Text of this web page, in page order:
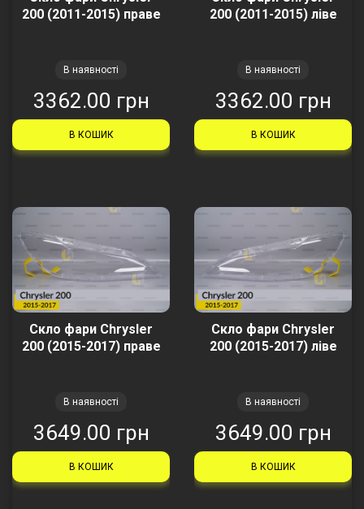
200 (2011-2015) праве
В наявності
3362.00 грн
В КОШИК
200 (2011-2015) ліве
В наявності
3362.00 грн
В КОШИК
Скло фари Chrysler
200 (2015-2017) праве
В наявності
3649.00 грн
В КОШИК
Скло фари Chrysler
200 (2015-2017) ліве
В наявності
3649.00 грн
В КОШИК